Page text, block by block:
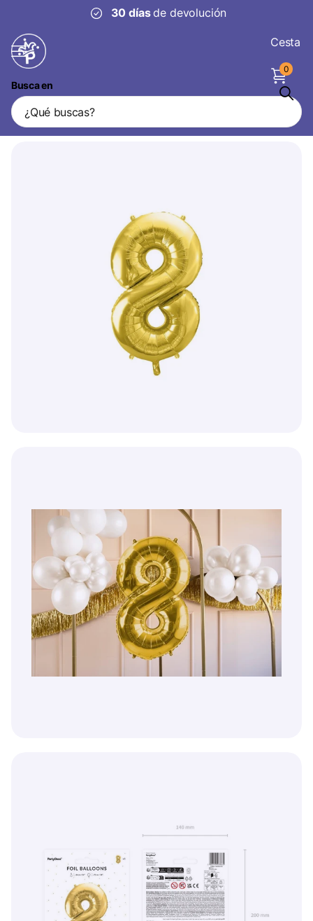
30 díasde devolución
Busca en
Cesta
0
Globo Figura 8 Años Oro Vacío 72cm
Vendedor Partydeco